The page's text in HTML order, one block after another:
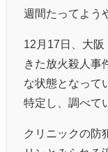
週間たってよう
12月17日、大
きた放火殺人事
な状態となって
特定し、調べて
クリニックの防